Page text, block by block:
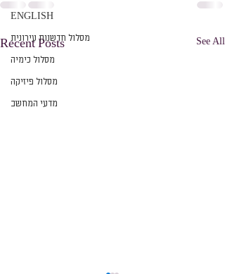
ENGLISH
מסלול חדשנות עירונית
מסלול כימיה
מסלול פיזיקה
מדעי המחשב
Recent Posts See All